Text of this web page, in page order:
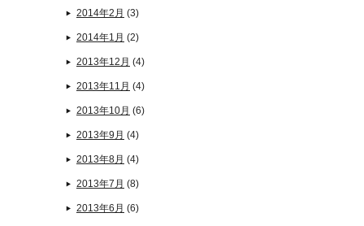
2014年2月 (3)
2014年1月 (2)
2013年12月 (4)
2013年11月 (4)
2013年10月 (6)
2013年9月 (4)
2013年8月 (4)
2013年7月 (8)
2013年6月 (6)